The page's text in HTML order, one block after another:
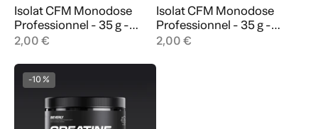
Isolat CFM Monodose
Professionnel - 35 g -
Choco Cookies
2,00 €
Isolat CFM Monodose
Professionnel - 35 g -
Choco Cookies
2,00 €
-10 %